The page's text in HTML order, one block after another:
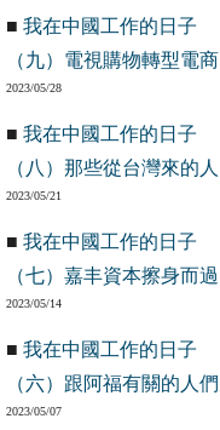
■ 我在中國工作的日子
（九）電視購物轉型電商
2023/05/28
■ 我在中國工作的日子
（八）那些從台灣來的人
2023/05/21
■ 我在中國工作的日子
（七）嘉丰資本擦身而過
2023/05/14
■ 我在中國工作的日子
（六）跟阿福有關的人們
2023/05/07